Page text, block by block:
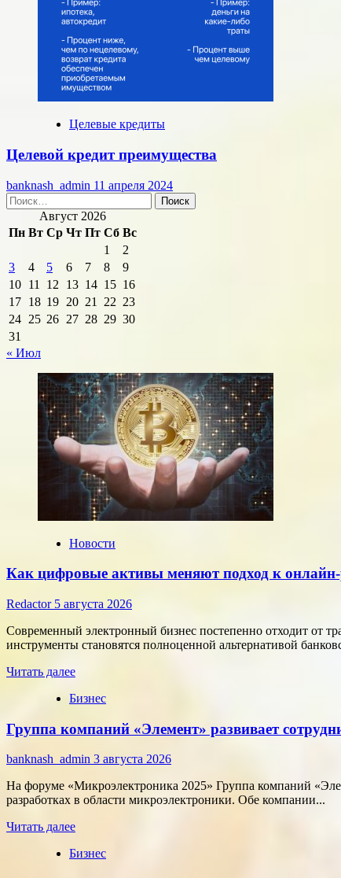
Целевые кредиты
Целевой кредит преимущества
banknash_admin 11 апреля 2024
Найти:
Август 2026
Пн Вт Ср Чт Пт Сб Вс
1
2
3
4 5 6 7 8
9
10 11 12 13 14 15 16
17 18 19 20 21 22 23
24 25 26 27 28 29 30
31
« Июл
Новости
Как цифровые активы меняют подход к онлайн-
Redactor 5 августа 2026
Современный электронный бизнес постепенно отходит от
инструменты становятся полноценной альтернативой
Читать далееПрочитать
о
цифровые
меняют
к
онлайн-
Бизнес
Группа компаний «Элемент» развивает
banknash_admin 3 августа 2026
На форуме «Микроэлектроника 2025» Группа компаний
разработках в области микроэлектроники. Обе компании...
Читать далееПрочитать
о
Бизнес